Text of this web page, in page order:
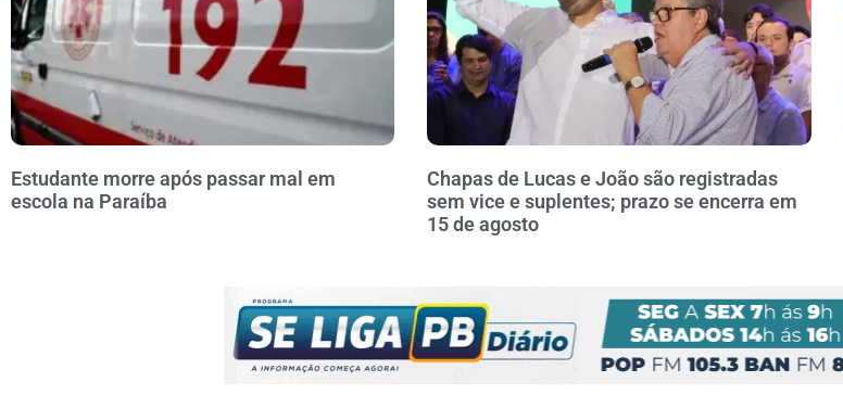
Estudante morre após passar mal em
escola na Paraíba
Chapas de Lucas e João são registradas
sem vice e suplentes; prazo se encerra em
15 de agosto